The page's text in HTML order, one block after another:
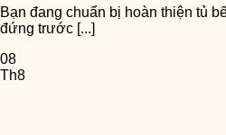
Bạn đang chuẩn bị hoàn thiện tủ
đứng trước [...]
08
Th8